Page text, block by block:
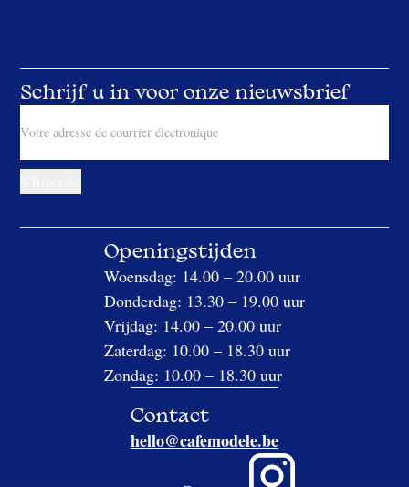
Schrijf u in voor onze nieuwsbrief
Openingstijden
Woensdag: 14.00 – 20.00 uur
Donderdag: 13.30 – 19.00 uur
Vrijdag: 14.00 – 20.00 uur
Zaterdag: 10.00 – 18.30 uur
Zondag: 10.00 – 18.30 uur
Contact
hello@cafemodele.be